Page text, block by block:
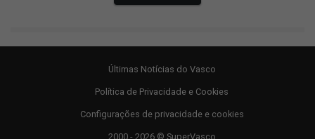
Últimas Notícias do Vasco
Política de Privacidade e Cookies
Configurações de privacidade e cookies
2000 - 2026 © SuperVasco